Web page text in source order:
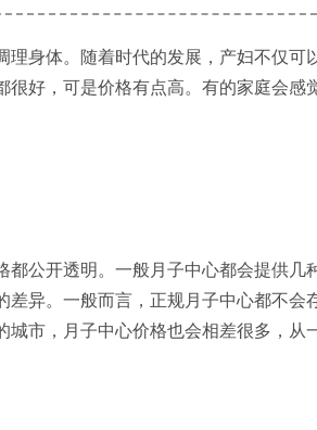
身体。随着时代的发展，产妇不仅可
很好，可是价格有点高。有的家庭会感
开透明。一般月子中心都会提供几
差异。一般而言，正规月子中心都不会
市，月子中心价格也会相差很多，从